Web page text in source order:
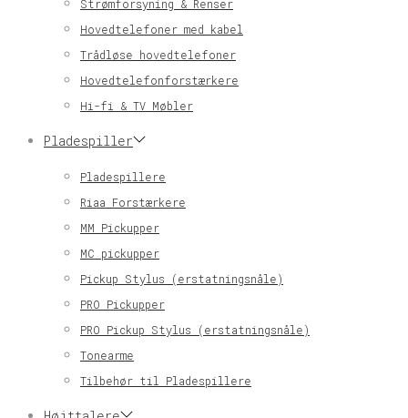
Strømforsyning & Renser
Hovedtelefoner med kabel
Trådløse hovedtelefoner
Hovedtelefonforstærkere
Hi-fi & TV Møbler
Pladespiller
Pladespillere
Riaa Forstærkere
MM Pickupper
MC pickupper
Pickup Stylus (erstatningsnåle)
PRO Pickupper
PRO Pickup Stylus (erstatningsnåle)
Tonearme
Tilbehør til Pladespillere